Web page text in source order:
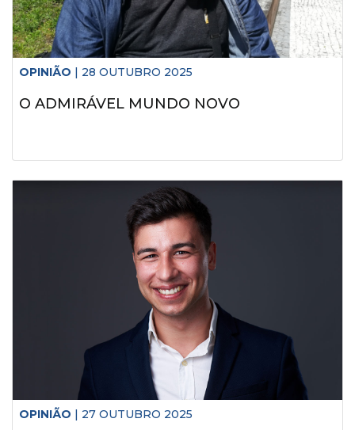
OPINIÃO | 28 OUTUBRO 2025
O ADMIRÁVEL MUNDO NOVO
OPINIÃO | 27 OUTUBRO 2025